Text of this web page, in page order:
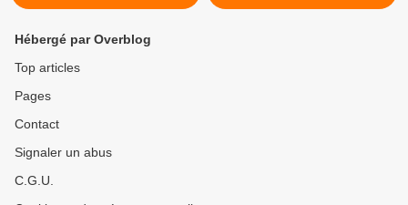
Hébergé par Overblog
Top articles
Pages
Contact
Signaler un abus
C.G.U.